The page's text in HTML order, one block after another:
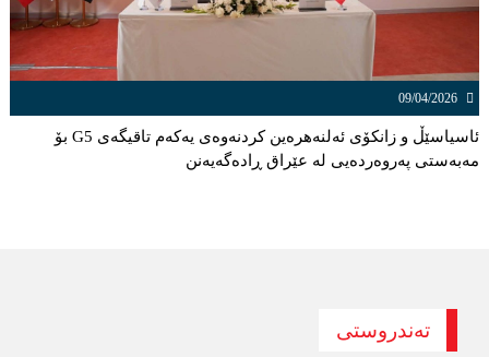
09/04/2026
ئاسیاسێڵ و زانکۆی ئەلنەهرەین کردنەوەی یەکەم تاقیگەی G5 بۆ
مەبەستی پەروەردەیی لە عێراق ڕادەگەیەنن
تەندروستی